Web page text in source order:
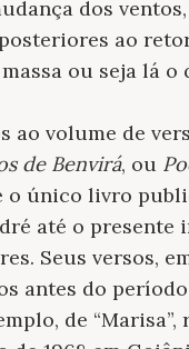
dos
ao
ou seja lá o
ao volume de
de Benvirá, ou
o único livro
até o presente
Seus versos,
antes do
de